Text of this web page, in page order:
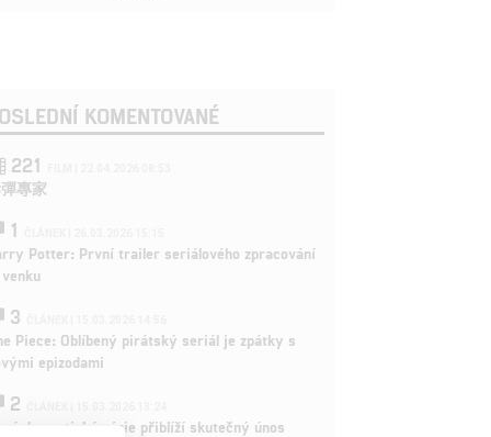
KOMENTOVANÉ
221
專家
1
Potter: První trailer seriálového zpracování
3
Piece: Oblíbený pirátský seriál je zpátky s
epizodami
2
dramatická série přiblíží skutečný únos